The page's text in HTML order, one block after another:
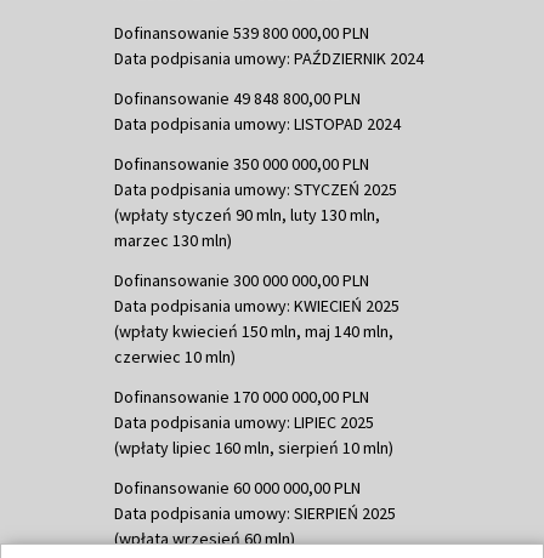
Dofinansowanie 539 800 000,00 PLN
Data podpisania umowy: PAŹDZIERNIK 2024
Dofinansowanie 49 848 800,00 PLN
Data podpisania umowy: LISTOPAD 2024
Dofinansowanie 350 000 000,00 PLN
Data podpisania umowy: STYCZEŃ 2025
(wpłaty styczeń 90 mln, luty 130 mln,
marzec 130 mln)
Dofinansowanie 300 000 000,00 PLN
Data podpisania umowy: KWIECIEŃ 2025
(wpłaty kwiecień 150 mln, maj 140 mln,
czerwiec 10 mln)
Dofinansowanie 170 000 000,00 PLN
Data podpisania umowy: LIPIEC 2025
(wpłaty lipiec 160 mln, sierpień 10 mln)
Dofinansowanie 60 000 000,00 PLN
Data podpisania umowy: SIERPIEŃ 2025
(wpłata wrzesień 60 mln)